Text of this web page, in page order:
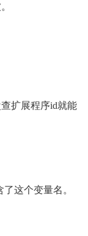
扩展程序id就能
这个变量名。